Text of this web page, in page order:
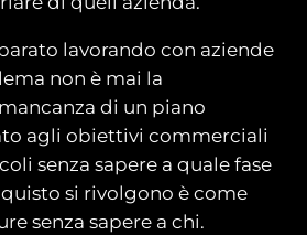
lavorando con aziende
non è mai la
di un piano
agli obiettivi commerciali
senza sapere a quale fase
si rivolgono è come
senza sapere a chi.